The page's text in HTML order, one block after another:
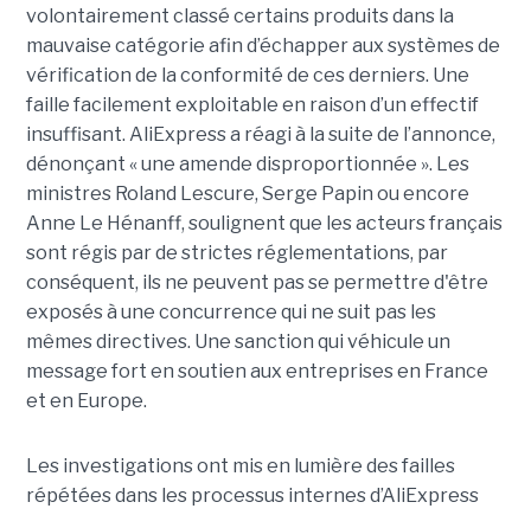
volontairement classé certains produits dans la
mauvaise catégorie afin d’échapper aux systèmes de
vérification de la conformité de ces derniers. Une
faille facilement exploitable en raison d’un effectif
insuffisant. AliExpress a réagi à la suite de l’annonce,
dénonçant « une amende disproportionnée ». Les
ministres Roland Lescure, Serge Papin ou encore
Anne Le Hénanff, soulignent que les acteurs français
sont régis par de strictes réglementations, par
conséquent, ils ne peuvent pas se permettre d'être
exposés à une concurrence qui ne suit pas les
mêmes directives. Une sanction qui véhicule un
message fort en soutien aux entreprises en France
et en Europe.
Les investigations ont mis en lumière des failles
répétées dans les processus internes d’AliExpress